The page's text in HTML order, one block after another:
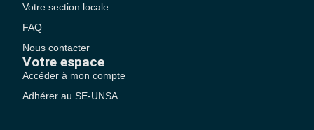
Votre section locale
FAQ
Nous contacter
Votre espace
Accéder à mon compte
Adhérer au SE-UNSA